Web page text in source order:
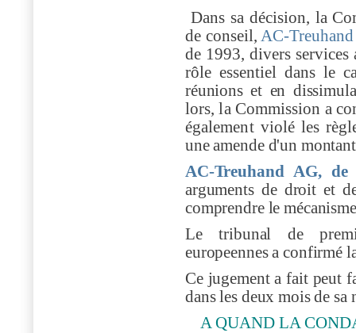
Dans sa décision, la
de conseil, AC-
de 1993, divers
rôle essentiel dans le
réunions et en
lors, la Commission a
également violé les
une amende d'un
AC-Treuhand AG,
arguments de droit et
comprendre le
Le tribunal de
europeennes a confirmé
Ce jugement a fait peut
dans les deux mois de
A QUAND LA